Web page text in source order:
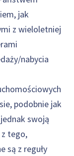
jak
z wieloletniej
nabycia
podobnie jak
swoją
tego,
są z reguły